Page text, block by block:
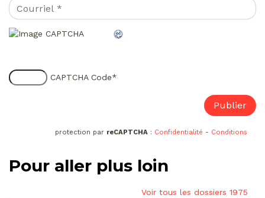
CAPTCHA Code*
protection par reCAPTCHA : Confidentialité - Conditions
Pour aller plus loin
Voir tous les dossiers 1975